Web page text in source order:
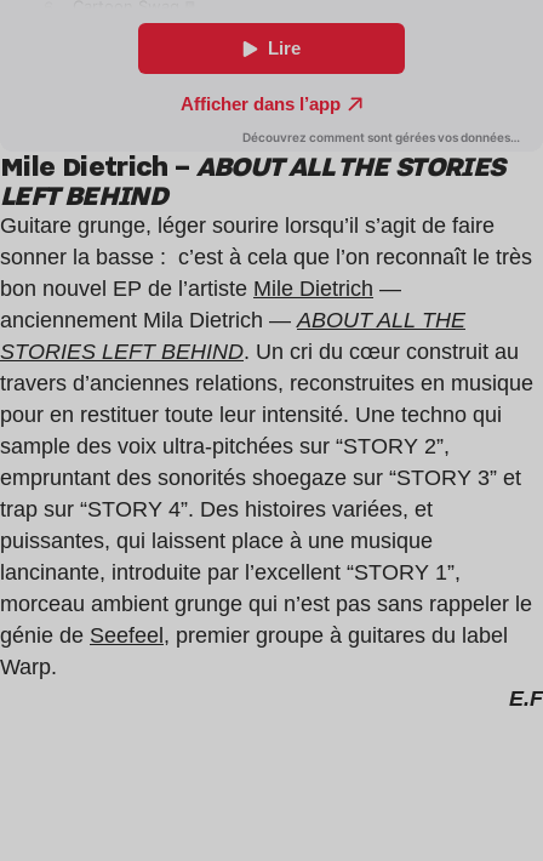
Mile Dietrich –ABOUT ALL THE STORIES
LEFT BEHIND
Guitare grunge, léger sourire lorsqu’il s’agit de faire
sonner la basse : c’est à cela que l’on reconnaît le très
bon nouvel EP de l’artiste Mile Dietrich —
anciennement Mila Dietrich —ABOUT ALL THE
STORIES LEFT BEHIND. Un cri du cœur construit au
travers d’anciennes relations, reconstruites en musique
pour en restituer toute leur intensité. Une techno qui
sample des voix ultra-pitchées sur “STORY 2”,
empruntant des sonorités shoegaze sur “STORY 3” et
trap sur “STORY 4”. Des histoires variées, et
puissantes, qui laissent place à une musique
lancinante, introduite par l’excellent “STORY 1”,
morceau ambient grunge qui n’est pas sans rappeler le
génie de Seefeel , premier groupe à guitares du label
Warp.
E.F